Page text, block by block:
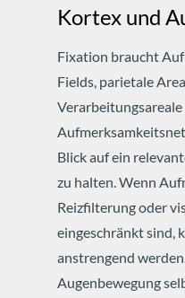
Kortex und
Fixation braucht
Fields, parietale
Verarbeitungsareale
Blick auf ein
zu halten.Wenn
Reizfilterung oder
eingeschränkt sind,
anstrengend
Augenbewegung